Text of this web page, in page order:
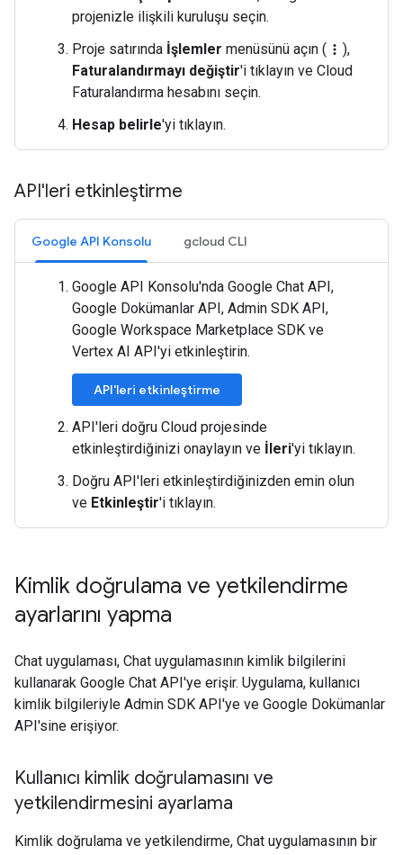
projenizle ilişkili kuruluşu seçin.
Proje satırında İşlemler menüsünü açın ( more_vert ),
Faturalandırmayı değiştir'i tıklayın ve Cloud
Faturalandırma hesabını seçin.
Hesap belirle'yi tıklayın.
API'leri etkinleştirme
Google API Konsolu gcloud CLI
Google API Konsolu'nda Google Chat API,
Google Dokümanlar API, Admin SDK API,
Google Workspace Marketplace SDK ve
Vertex AI API'yi etkinleştirin.
API'leri etkinleştirme
API'leri doğru Cloud projesinde
etkinleştirdiğinizi onaylayın ve İleri'yi tıklayın.
Doğru API'leri etkinleştirdiğinizden emin olun
ve Etkinleştir'i tıklayın.
Kimlik doğrulama ve yetkilendirme
ayarlarını yapma
Chat uygulaması, Chat uygulamasının kimlik bilgilerini
kullanarak Google Chat API'ye erişir. Uygulama, kullanıcı
kimlik bilgileriyle Admin SDK API'ye ve Google Dokümanlar
API'sine erişiyor.
Kullanıcı kimlik doğrulamasını ve
yetkilendirmesini ayarlama
Kimlik doğrulama ve yetkilendirme, Chat uygulamasının bir